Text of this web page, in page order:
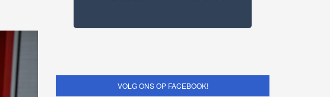
VOLG ONS OP FACEBOOK!